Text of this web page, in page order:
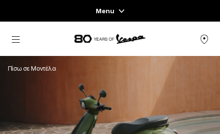
Menu
Home
ΈΝΔΥΣΗ & LIFESTYLE
ΕΜΠΕΙΡΊΕΣ
Μετάβαση στο κυρίως περιεχόμενο
Πίσω σε Μοντέλα